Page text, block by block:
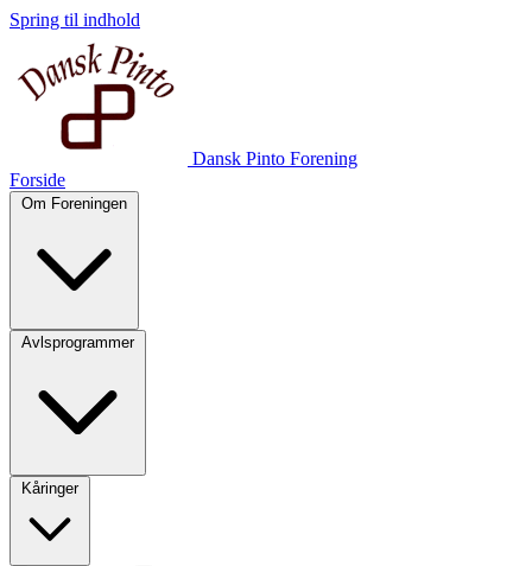
Spring til indhold
Dansk Pinto Forening
Forside
Om Foreningen
Avlsprogrammer
Kåringer